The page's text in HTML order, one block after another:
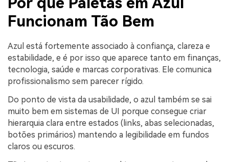
Funcionam Tão Bem
Azul está fortemente associado à confiança, clareza e
estabilidade, e é por isso que aparece tanto em finanças,
tecnologia, saúde e marcas corporativas. Ele comunica
profissionalismo sem parecer rígido.
Do ponto de vista da usabilidade, o azul também se sai
muito bem em sistemas de UI porque consegue criar
hierarquia clara entre estados (links, abas selecionadas,
botões primários) mantendo a legibilidade em fundos
claros ou escuros.